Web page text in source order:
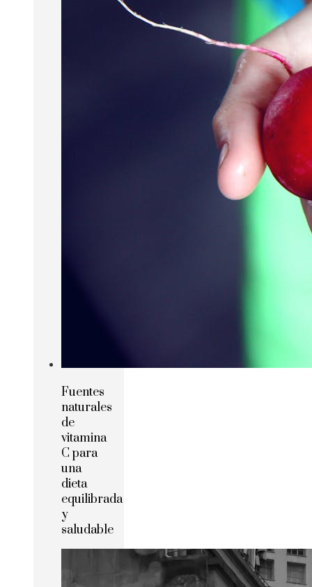
Fuentes
naturales
de
vitamina
C para
una
dieta
equilibrada
y
saludable